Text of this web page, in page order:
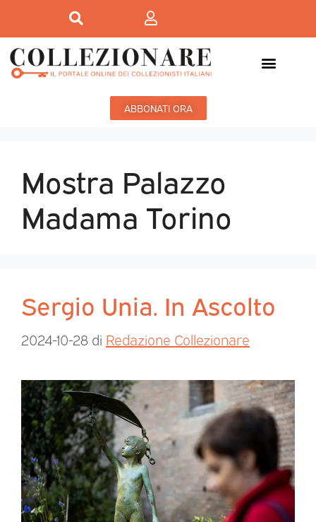
ABBONATI ORA
Mostra Palazzo
Madama Torino
Sergio Unia. In Ascolto
2024-10-28 di Redazione Collezionare